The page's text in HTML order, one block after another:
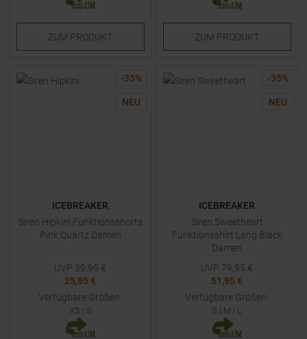
ZUM PRODUKT ZUM PRODUKT
-35%
NEU
ICEBREAKER
Siren Hipkini Funktionsshorts
Pink Quartz Damen
UVP 39,95 €
25,95 €
Verfügbare Größen:
XS | S
-35%
NEU
ICEBREAKER
Siren Sweetheart
Funktionsshirt Lang Black
Damen
UVP 79,95 €
51,95 €
Verfügbare Größen:
S | M | L